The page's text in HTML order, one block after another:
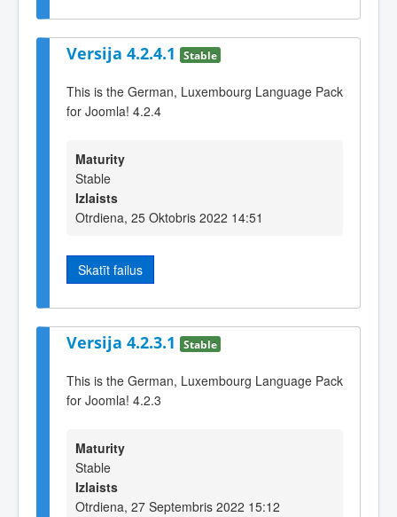
Versija 4.2.4.1 Stable
This is the German, Luxembourg Language Pack
for Joomla! 4.2.4
Maturity
Stable
Izlaists
Otrdiena, 25 Oktobris 2022 14:51
Skatīt failus
Versija 4.2.3.1 Stable
This is the German, Luxembourg Language Pack
for Joomla! 4.2.3
Maturity
Stable
Izlaists
Otrdiena, 27 Septembris 2022 15:12